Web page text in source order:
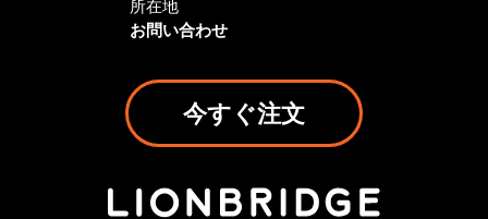
所在地
お問い合わせ
今すぐ注文